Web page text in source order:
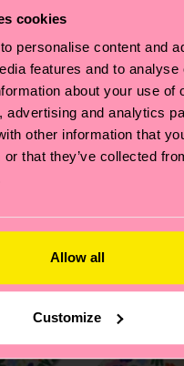
cookies
personalise content and
features and to analyse
about your use of
advertising and analytics
other information that
or that they’ve collected
Allow all
Customize
versandt wurde. Bitte
um einen Richtwert
Lieferzeit von der
einer Retoure? In
ArtikelRetouren
Fragen.